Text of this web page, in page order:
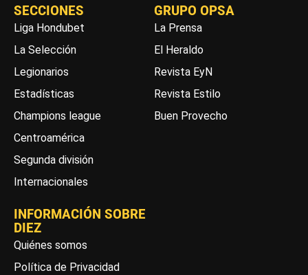
SECCIONES
Liga Hondubet
La Selección
Legionarios
Estadísticas
Champions league
Centroamérica
Segunda división
Internacionales
GRUPO OPSA
La Prensa
El Heraldo
Revista EyN
Revista Estilo
Buen Provecho
INFORMACIÓN SOBRE
DIEZ
Quiénes somos
Política de Privacidad